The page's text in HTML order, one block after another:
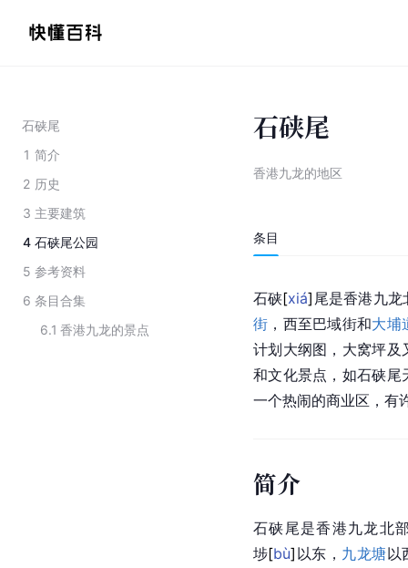
石硖尾
1 简介
2 历史
3 主要建筑
4 石硖尾公园
5 参考资料
6 条目合集
6.1 香港九龙的景点
石硖尾
香港九龙的地区
条目
石硖[xiá] 尾是香港九
街 ，西至巴域街和大埔
计划大纲图，大窝坪及
和文化景点，如石硖
一个热闹的商业区，有
简介
石硖尾是香港九龙北
埗[bù] 以东， 九龙塘以